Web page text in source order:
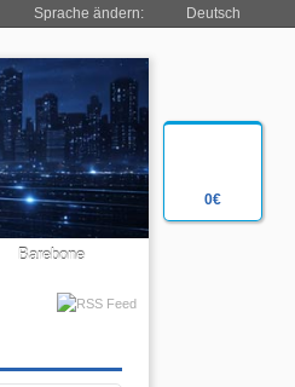
0€
Sprache ändern: Deutsch
Barebone